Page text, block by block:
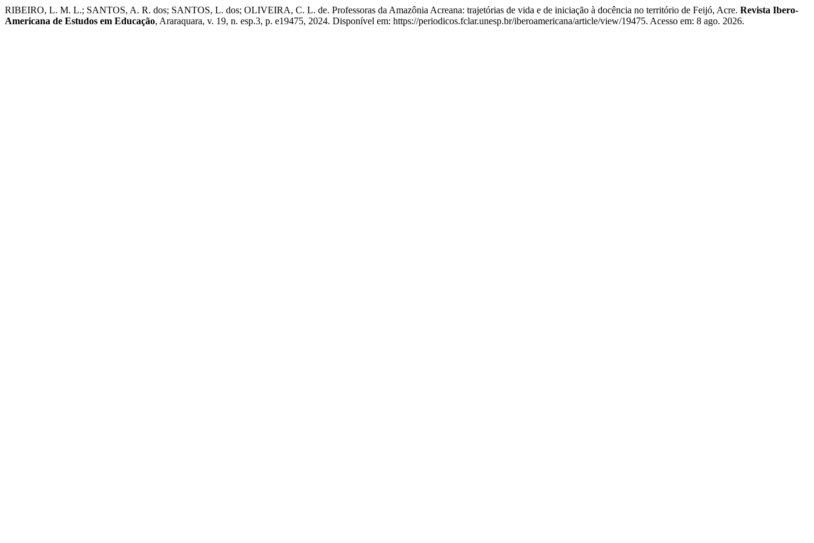
RIBEIRO, L. M. L.; SANTOS, A. R. dos; SANTOS, L. dos; OLIVEIRA, C. L. de. Professoras da Amazônia Acreana: trajetórias de vida e de iniciação à docência no território de Feijó, Acre. Revista Ibero-
Americana de Estudos em Educação, Araraquara, v. 19, n. esp.3, p. e19475, 2024. Disponível em: https://periodicos.fclar.unesp.br/iberoamericana/article/view/19475. Acesso em: 8 ago. 2026.